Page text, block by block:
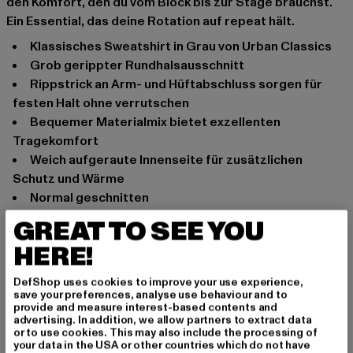
Ein Essential, das deine Rotation auf repeat hält.
Klassisches Sweatshirt in Grau von Urban Classics
Grob gerippter Rundhalsausschnitt
Rippstrick an Arm- und Hüftabschluss sorgen für
festen Halt ohne verrutschen
Bequemer Materialmix bietet exzellenten
Tragekomfort
Weich aufgeraute Innenseite für zusätzlichen
Schutz und Wärme
Normal geschnitten
Anlass: Alltag, Freizeit, Casual, Basic
Ausschnitt: Rundhals
Ärmelart: Langarm
Schnitt: Regular-Fit
Marke: Urban Classics
Kat.: Pullover
Farbe: grau
GREAT TO SEE YOU
HERE!
DefShop uses cookies to improve your use experience,
save your preferences, analyse use behaviour and to
provide and measure interest-based contents and
advertising. In addition, we allow partners to extract data
or to use cookies. This may also include the processing of
your data in the USA or other countries which do not have